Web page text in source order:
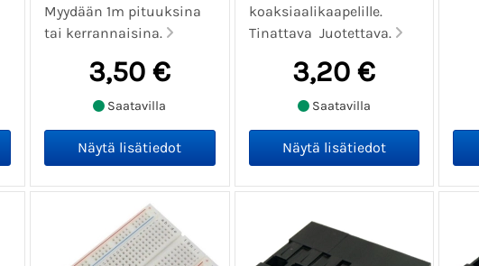
Myydään 1m pituuksina
tai kerrannaisina.
3,50 €
Saatavilla
koaksiaalikaapelille.
Tinattava Juotettava.
3,20 €
Saatavilla